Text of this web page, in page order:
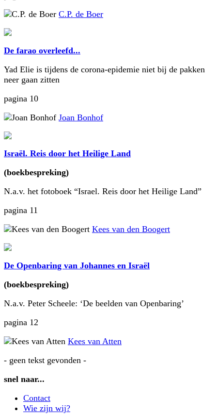
C.P. de Boer
De farao overleefd...
Yad Elie is tijdens de corona-epidemie niet bij de pakken
neer gaan zitten
pagina 10
Joan Bonhof
Israël. Reis door het Heilige Land
(boekbespreking)
N.a.v. het fotoboek “Israel. Reis door het Heilige Land”
pagina 11
Kees van den Boogert
De Openbaring van Johannes en Israël
(boekbespreking)
N.a.v. Peter Scheele: ‘De beelden van Openbaring’
pagina 12
Kees van Atten
- geen tekst gevonden -
snel naar...
Contact
Wie zijn wij?